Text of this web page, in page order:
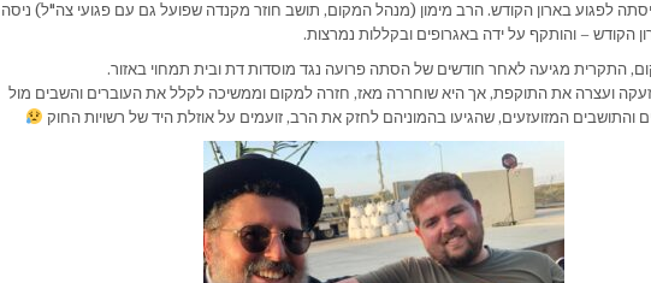
לפגוע בארון הקודש. הרב מימון (מנהל המקום, תושב חוזר מקנדה שפועל גם עם פגועי צה"ל) ניסה
הקודש – והותקף על ידה באגרופים ובקללות נמרצות.
התקרית מגיעה לאחר חודשים של הסתה פרועה נגד מוסדות דת ובית תמחוי באזור.
ועצרה את התוקפת, אך היא שוחררה מאז, חזרה למקום וממשיכה לקלל את העוברים והשבים מול
והתושבים המזועזעים, שהגיעו בהמוניהם לחזק את הרב, זועמים על אוזלת היד של רשויות החוק